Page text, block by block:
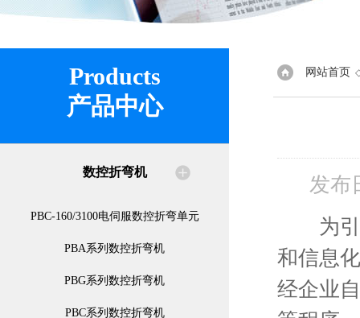
Products
产品中心
数控折弯机
PBC-160/3100电伺服数控折弯单元
PBA系列数控折弯机
PBG系列数控折弯机
PBC系列数控折弯机
网站首页
发布
为引
和信息
经企业